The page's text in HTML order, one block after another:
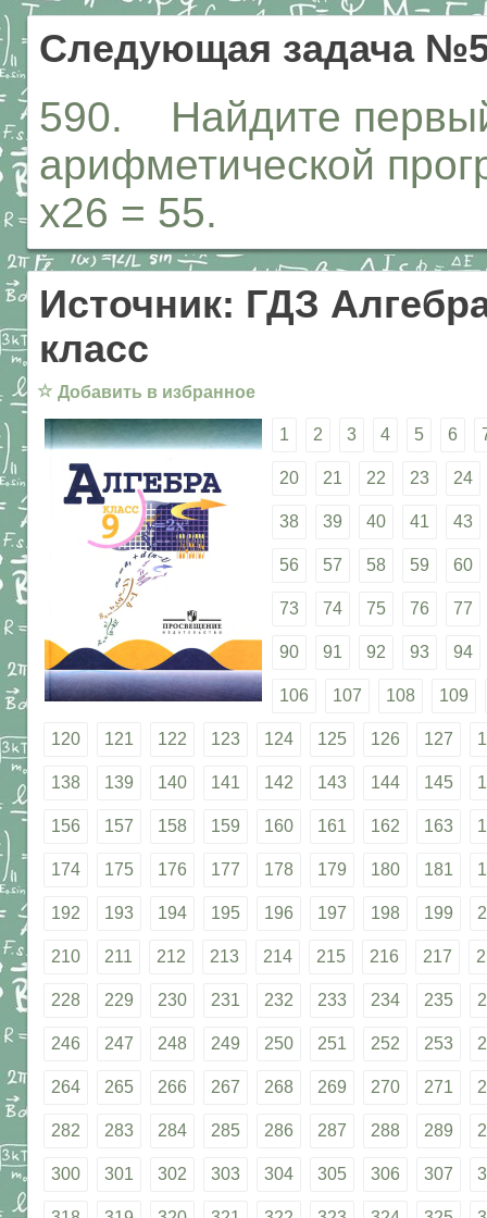
Следующая задача
590. Найдите
арифметической
х26 = 55.
Источник: ГДЗ
класс
☆ Добавить в избранное
1 2 3 4 5 6
20 21 22 23 24
38 39 40 41 43
56 57 58 59 60
73 74 75 76 77
90 91 92 93 94
106 107 108 109
120 121 122 123 124 125 126 127
138 139 140 141 142 143 144 145
156 157 158 159 160 161 162 163
174 175 176 177 178 179 180 181
192 193 194 195 196 197 198 199
210 211 212 213 214 215 216 217
228 229 230 231 232 233 234 235
246 247 248 249 250 251 252 253
264 265 266 267 268 269 270 271
282 283 284 285 286 287 288 289
300 301 302 303 304 305 306 307